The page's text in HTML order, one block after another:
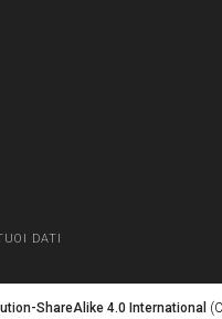
DATI
ShareAlike 4.0 International